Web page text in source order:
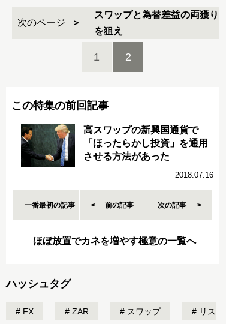
次のページ
スワップと為替差益の両獲り
を狙え
1 2
この特集の前回記事
高スワップの新興国通貨で
「ほったらかし投資」を通用
させる方法があった
2018.07.16
一番最初の記事 前の記事 次の記事
ほぼ放置でカネを増やす極意の一覧へ
ハッシュタグ
FX ZAR スワップ リス